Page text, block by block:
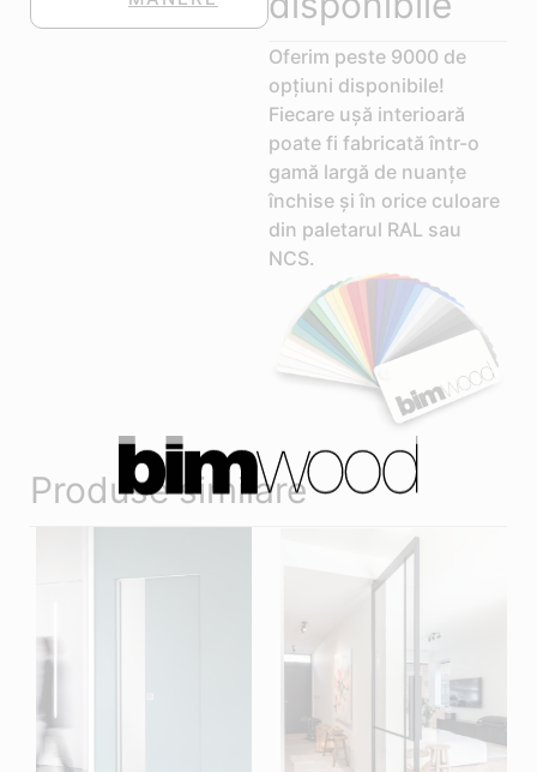
Oferim peste 9000 de
opțiuni disponibile!
Fiecare ușă interioară
poate fi fabricată într-o
gamă largă de nuanțe
închise și în orice culoare
din paletarul RAL sau
NCS.
Produse similare